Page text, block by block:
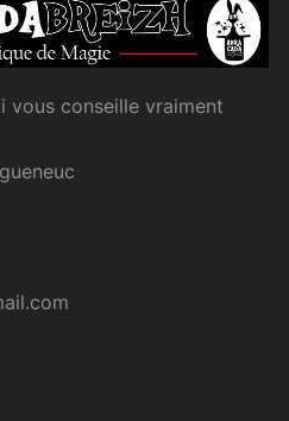
vous conseille vraiment